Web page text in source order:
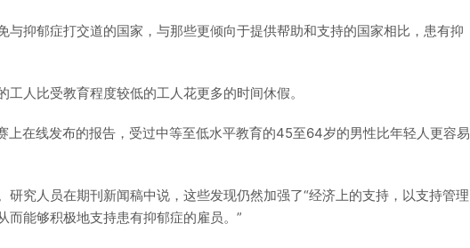
与抑郁症打交道的国家，与那些更倾向于提供帮助和支持的国家相比，患有抑
人比受教育程度较低的工人花更多的时间休假。
上在线发布的报告，受过中等至低水平教育的45至64岁的男性比年轻人更容易
研究人员在期刊新闻稿中说，这些发现仍然加强了“经济上的支持，以支持管理
而能够积极地支持患有抑郁症的雇员。”